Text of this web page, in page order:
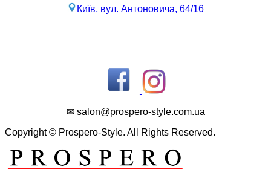
Київ, вул. Антоновича, 64/16
✉ salon@prospero-style.com.ua
Copyright © Prospero-Style. All Rights Reserved.